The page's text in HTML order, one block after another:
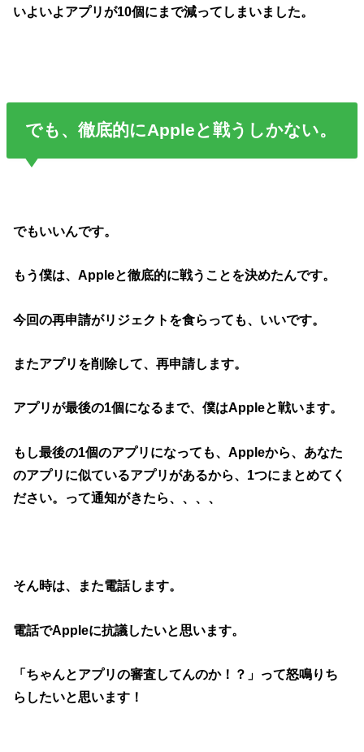
いよいよアプリが10個にまで減ってしまいました。
でも、徹底的にAppleと戦うしかない。
でもいいんです。
もう僕は、Appleと徹底的に戦うことを決めたんです。
今回の再申請がリジェクトを食らっても、いいです。
またアプリを削除して、再申請します。
アプリが最後の1個になるまで、僕はAppleと戦います。
もし最後の1個のアプリになっても、Appleから、あなた
のアプリに似ているアプリがあるから、1つにまとめてく
ださい。って通知がきたら、、、、
そん時は、また電話します。
電話でAppleに抗議したいと思います。
「ちゃんとアプリの審査してんのか！？」って怒鳴りち
らしたいと思います！